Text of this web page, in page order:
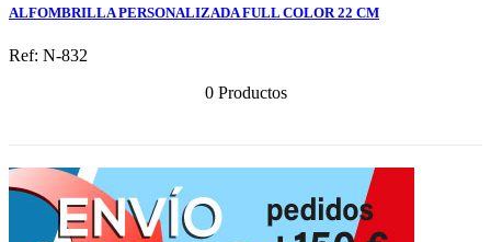
ALFOMBRILLA PERSONALIZADA FULL COLOR 22 CM
Ref: N-832
0 Productos